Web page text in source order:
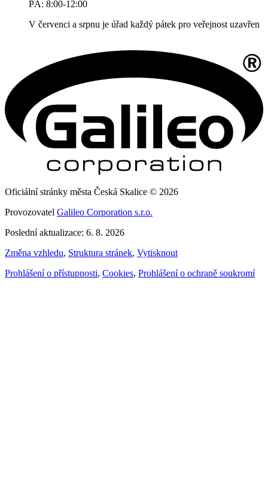
PÁ: 8:00-12:00
V červenci a srpnu je úřad každý pátek pro veřejnost uzavřen
Oficiální stránky města Česká Skalice © 2026
Provozovatel Galileo Corporation s.r.o.
Poslední aktualizace: 6. 8. 2026
Změna vzhledu, Struktura stránek, Vytisknout
Prohlášení o přístupnosti, Cookies, Prohlášení o ochraně soukromí